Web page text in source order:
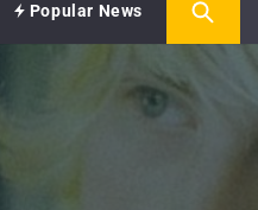
Popular News